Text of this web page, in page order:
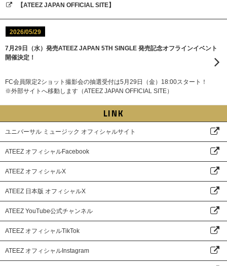
【ATEEZ JAPAN OFFICIAL SITE】
2026/05/29
7月29日（水）発売ATEEZ JAPAN 5TH SINGLE 発売記念オフラインイベント
開催決定！
FC会員限定2ショット撮影会の抽選受付は5月29日（金）18:00スタート！
※外部サイトへ移動します（ATEEZ JAPAN OFFICIAL SITE）
LINK
ユニバーサル ミュージック オフィシャルサイト
ATEEZ オフィシャルFacebook
ATEEZ オフィシャルX
ATEEZ 日本版 オフィシャルX
ATEEZ YouTube公式チャンネル
ATEEZ オフィシャルTikTok
ATEEZ オフィシャルInstagram